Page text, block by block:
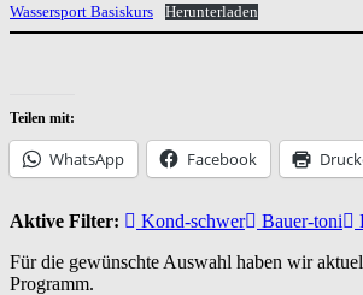
Wassersport Basiskurs Herunterladen
Teilen mit:
WhatsApp Facebook
Aktive Filter: Kond-schwer Bauer-toni
Für die gewünschte Auswahl haben wir
Programm.